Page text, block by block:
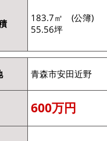
183.7㎡ (公簿)
55.56坪
青森市安田近野
600万円